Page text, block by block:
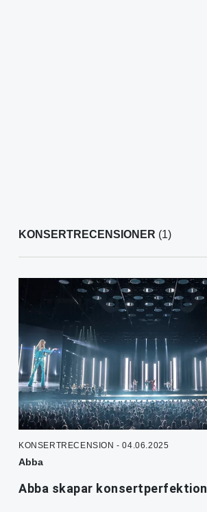
KONSERTRECENSIONER (1)
KONSERTRECENSION - 04.06.2025
Abba
Abba skapar konsertperfektion